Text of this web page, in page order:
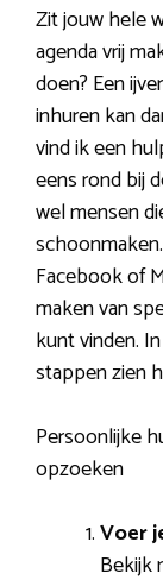
Zit jouw hele
agenda vrij
doen? Een
inhuren kan
vind ik een
eens rond bij
wel mensen
Facebook of
maken van
kunt vinden.
stappen zien
Persoonlijke
opzoeken
Voer
Bekijk